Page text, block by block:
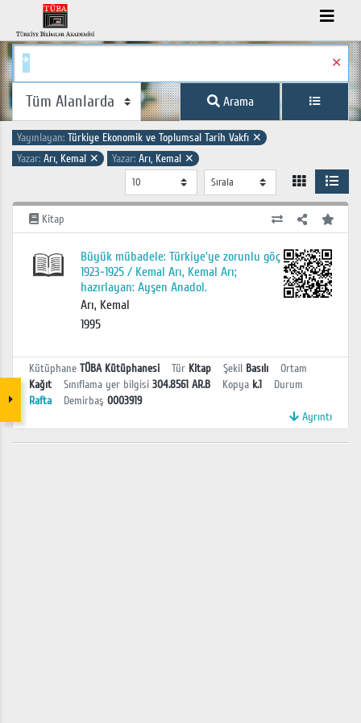
✕
Arama
Yayınlayan: Türkiye Ekonomik ve Toplumsal Tarih Vakfı ✕
Yazar: Arı, Kemal ✕ Yazar: Arı, Kemal ✕
Kitap
Büyük mübadele: Türkiye'ye zorunlu göç
1923-1925 / Kemal Arı, Kemal Arı;
hazırlayan: Ayşen Anadol.
Arı, Kemal
1995
Kütüphane TÜBA Kütüphanesi Tür Kitap Şekil Basılı
Ortam
Kağıt
Sınıflama yer bilgisi 304.8561 AR.B Kopya k.1
Durum
Rafta
Demirbaş 0003919
Ayrıntı